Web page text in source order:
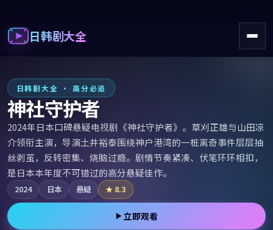
日韩剧大全
日韩电视剧大全播放在线 - 免
日韩剧大全 · 高分必追
神社守护者
2024年日本口碑悬疑电视剧《神社守护者》。草刈正雄与山田凉
介领衔主演，导演土井裕泰围绕神户港湾的一桩离奇事件层层抽
丝剥茧，反转密集、烧脑过瘾。剧情节奏紧凑、伏笔环环相扣，
是日本本年度不可错过的高分悬疑佳作。
2024 日本 悬疑 ★ 8.3
立即观看